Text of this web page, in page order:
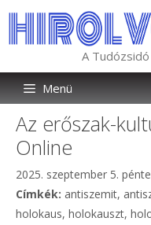
tartalomba
A
Menü
Az erőszak-
Online
2025. szeptember 5.
Címkék: Címkék
antiszemit,
holokaus, holokauszt,